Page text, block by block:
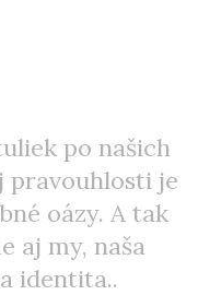
po našich
pravouhlosti je
oázy. A tak
aj my, naša
identita..